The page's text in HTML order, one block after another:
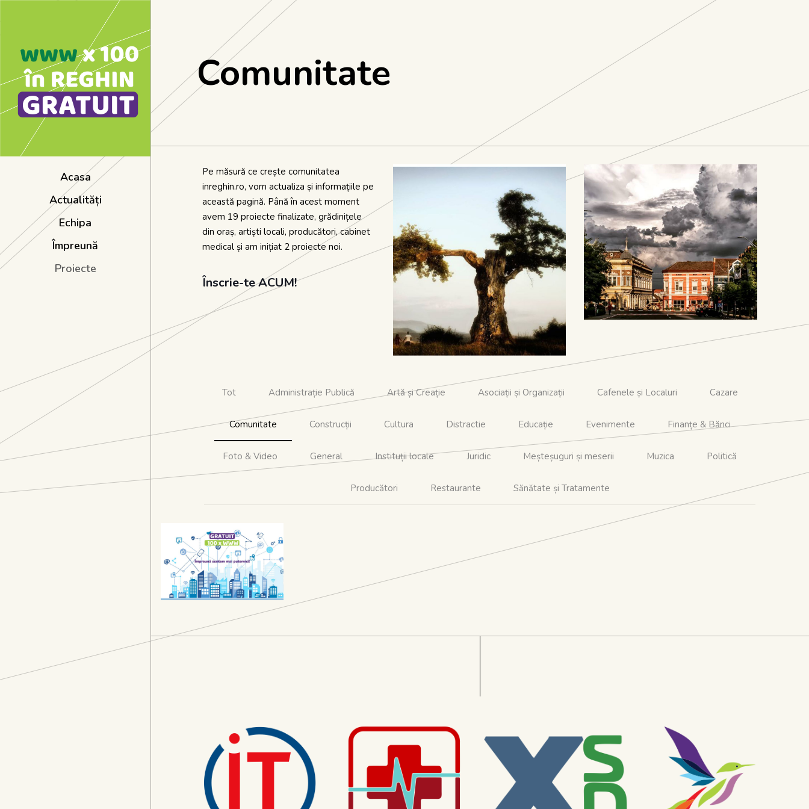
Acasa
Actualități
Echipa
Împreună
Proiecte
Comunitate
Pe măsură ce crește comunitatea
inreghin.ro, vom actualiza și informațiile pe
această pagină. Până în acest moment
avem 19 proiecte finalizate, grădinițele
din oraș, artiști locali, producători, cabinet
medical și am inițiat 2 proiecte noi.
Înscrie-te ACUM!
Lipsește o
afacere?
Oricine dorește poate veni cu
sugestii sau propuneri de a adăuga
o referință a unei afaceri existente,
cu un site existent. Este important
ca prin această platformă să
conectăm întreg mediul de afaceri
local.
Alătură-te!
Primul pas este înscrierea și este la
un
CLICK
distanță. Înarmează-te și
cu răbdare, pentru că e nevoie să te
cunoaștem mai bine.
Tot Administrație Publică Artă și Creație Asociații și Organizații Cafenele și Localuri Cazare
Comunitate Construcții Cultura Distractie Educație Evenimente Finanțe & Bănci
Foto & Video General Instituții locale Juridic Meșteșuguri și meserii Muzica Politică
Producători Restaurante Sănătate și Tratamente